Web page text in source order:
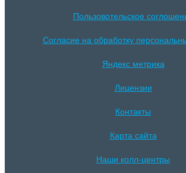
Пользовотельское
Согласие на обработку
Яндекс метрика
Лицензии
Контакты
Карта сайта
Наши колл-центры